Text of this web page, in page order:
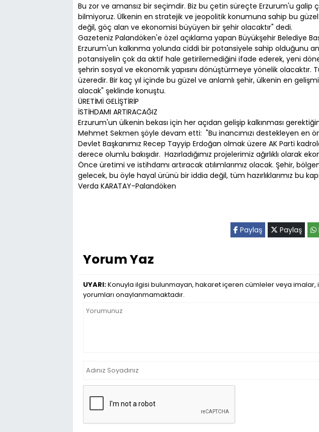
Bu zor ve amansız bir seçimdir. Biz bu çetin süreçte Erzurum'u galip
bilmiyoruz. Ülkenin en stratejik ve jeopolitik konumuna sahip bu
değil, göç alan ve ekonomisi büyüyen bir şehir olacaktır" dedi.
Gazeteniz Palandöken'e özel açıklama yapan Büyükşehir Belediye
Erzurum'un kalkınma yolunda ciddi bir potansiyele sahip olduğunu
potansiyelin çok da aktif hale getirilemediğini ifade ederek, yeni
şehrin sosyal ve ekonomik yapısını dönüştürmeye yönelik olacaktır.
üzeredir. Bir kaç yıl içinde bu güzel ve anlamlı şehir, ülkenin en
alacak" şeklinde konuştu.
ÜRETİMİ GELİŞTİRİP
İSTİHDAMI ARTIRACAĞIZ
Erzurum'un ülkenin bekası için her açıdan gelişip kalkınması
Mehmet Sekmen şöyle devam etti: "Bu inancımızı destekleyen en
Devlet Başkanımız Recep Tayyip Erdoğan olmak üzere AK Parti
derece olumlu bakışıdır. Hazırladığımız projelerimiz ağırlıklı olarak
Önce üretimi ve istihdamı artıracak atılımlarımız olacak. Şehir,
gelecek, bu öyle hayal ürünü bir iddia değil, tüm hazırlıklarımız bu
Verda KARATAY-Palandöken
Paylaş Paylaş
Yorum Yaz
UYARI:Konuyla ilgisi bulunmayan, hakaret içeren cümleler veya imalar,
yorumları onaylanmamaktadır.